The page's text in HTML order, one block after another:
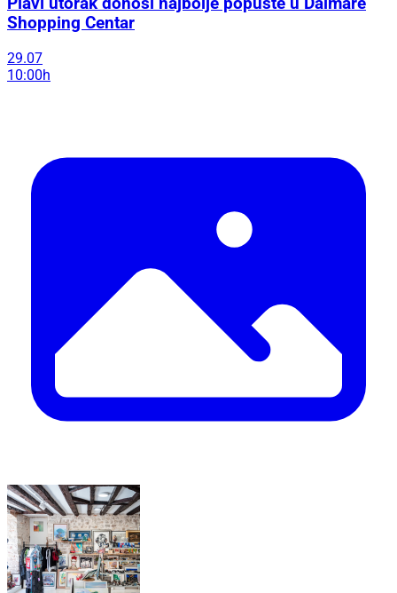
Shopping Centar
29.07
10:00h